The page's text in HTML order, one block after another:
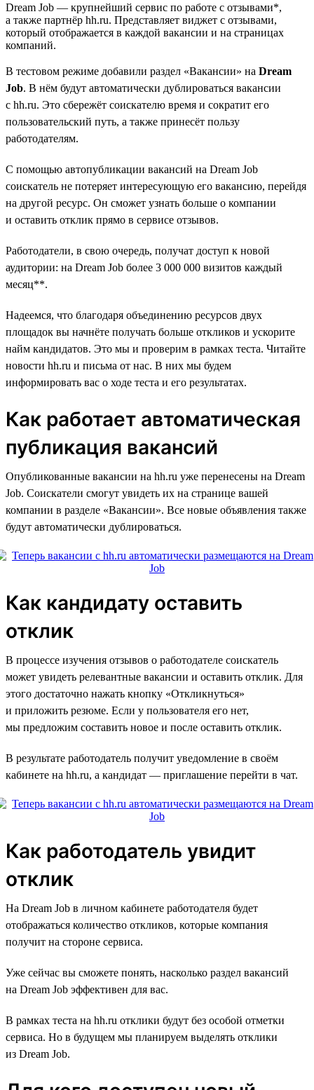
Dream Job — крупнейший сервис по работе с отзывами*,
а также партнёр hh.ru. Представляет виджет с отзывами,
который отображается в каждой вакансии и на страницах
компаний.
В тестовом режиме добавили раздел «Вакансии» на Dream
Job. В нём будут автоматически дублироваться вакансии
с hh.ru. Это сбережёт соискателю время и сократит его
пользовательский путь, а также принесёт пользу
работодателям.
С помощью автопубликации вакансий на Dream Job
соискатель не потеряет интересующую его вакансию, перейдя
на другой ресурс. Он сможет узнать больше о компании
и оставить отклик прямо в сервисе отзывов.
Работодатели, в свою очередь, получат доступ к новой
аудитории: на Dream Job более 3 000 000 визитов каждый
месяц**.
Надеемся, что благодаря объединению ресурсов двух
площадок вы начнёте получать больше откликов и ускорите
найм кандидатов. Это мы и проверим в рамках теста. Читайте
новости hh.ru и письма от нас. В них мы будем
информировать вас о ходе теста и его результатах.
Как работает автоматическая
публикация вакансий
Опубликованные вакансии на hh.ru уже перенесены на Dream
Job. Соискатели смогут увидеть их на странице вашей
компании в разделе «Вакансии». Все новые объявления также
будут автоматически дублироваться.
Как кандидату оставить
отклик
В процессе изучения отзывов о работодателе соискатель
может увидеть релевантные вакансии и оставить отклик. Для
этого достаточно нажать кнопку «Откликнуться»
и приложить резюме. Если у пользователя его нет,
мы предложим составить новое и после оставить отклик.
В результате работодатель получит уведомление в своём
кабинете на hh.ru, а кандидат — приглашение перейти в чат.
Как работодатель увидит
отклик
На Dream Job в личном кабинете работодателя будет
отображаться количество откликов, которые компания
получит на стороне сервиса.
Уже сейчас вы сможете понять, насколько раздел вакансий
на Dream Job эффективен для вас.
В рамках теста на hh.ru отклики будут без особой отметки
сервиса. Но в будущем мы планируем выделять отклики
из Dream Job.